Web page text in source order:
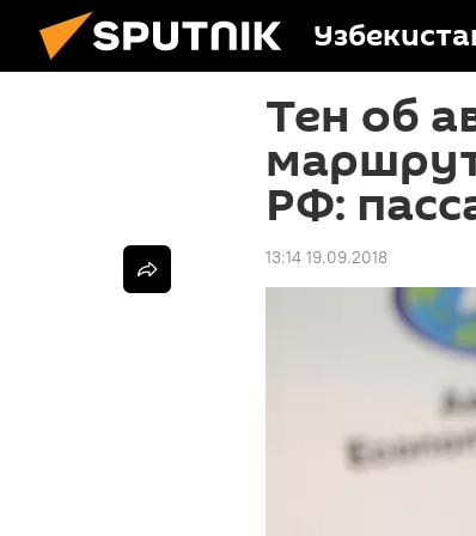
Тен об
РФ:
13:14 19.09.2018